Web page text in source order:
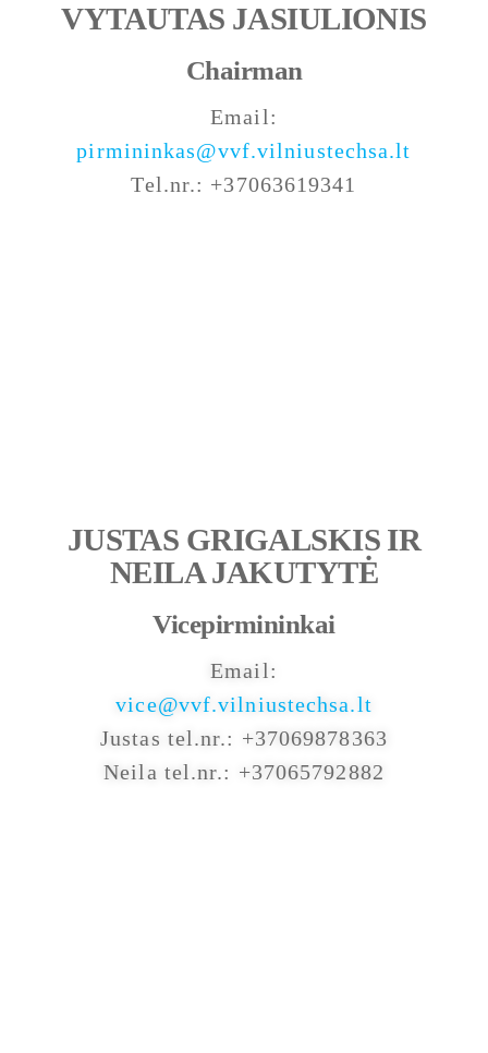
VYTAUTAS JASIULIONIS
Chairman
Email:
pirmininkas@vvf.vilniustechsa.lt
Tel.nr.: +37063619341
JUSTAS GRIGALSKIS IR
NEILA JAKUTYTĖ
Vicepirmininkai
Email:
vice@vvf.vilniustechsa.lt
Justas tel.nr.: +37069878363
Neila tel.nr.: +37065792882